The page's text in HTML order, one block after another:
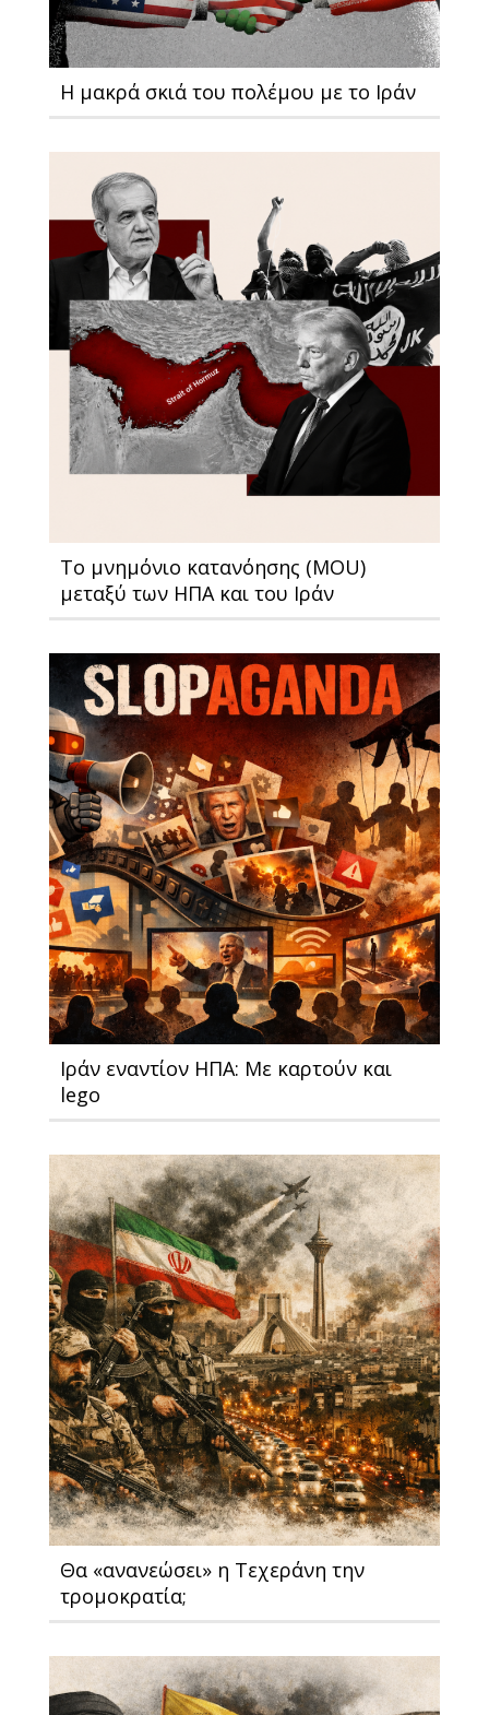
Η μακρά σκιά του πολέμου με το Ιράν
Το μνημόνιο κατανόησης (MOU)
μεταξύ των ΗΠΑ και του Ιράν
Ιράν εναντίον ΗΠΑ: Με καρτούν και
lego
Θα «ανανεώσει» η Τεχεράνη την
τρομοκρατία;